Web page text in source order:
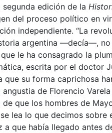
edición de la
del proceso político en
independiente. “La
argentina —decía—, no
le ha consagrado la
escrita por el doctor
su forma caprichosa
de Florencio
que los hombres de
lea lo que decimos sobre
a que había llegado antes